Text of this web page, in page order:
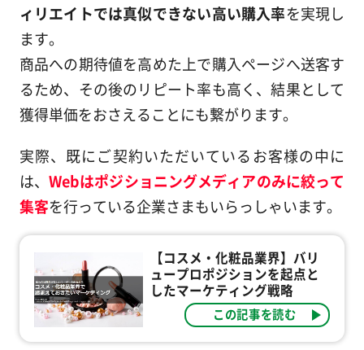
ィリエイトでは真似できない高い購入率を実現し
ます。
商品への期待値を高めた上で購入ページへ送客す
るため、その後のリピート率も高く、結果として
獲得単価をおさえることにも繋がります。
実際、既にご契約いただいているお客様の中に
は、Webはポジショニングメディアのみに絞って
集客を行っている企業さまもいらっしゃいます。
【コスメ・化粧品業界】バリ
ュープロポジションを起点と
したマーケティング戦略
この記事を読む